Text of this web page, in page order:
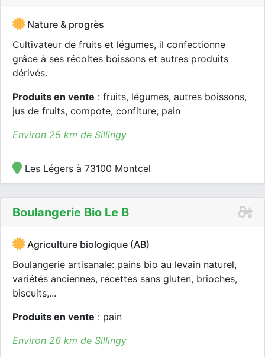
Nature & progrès
Cultivateur de fruits et légumes, il confectionne
grâce à ses récoltes boissons et autres produits
dérivés.
Produits en vente : fruits, légumes, autres boissons,
jus de fruits, compote, confiture, pain
Environ 25 km de Sillingy
Les Légers à 73100 Montcel
Boulangerie Bio Le B
Agriculture biologique (AB)
Boulangerie artisanale: pains bio au levain naturel,
variétés anciennes, recettes sans gluten, brioches,
biscuits,...
Produits en vente : pain
Environ 26 km de Sillingy